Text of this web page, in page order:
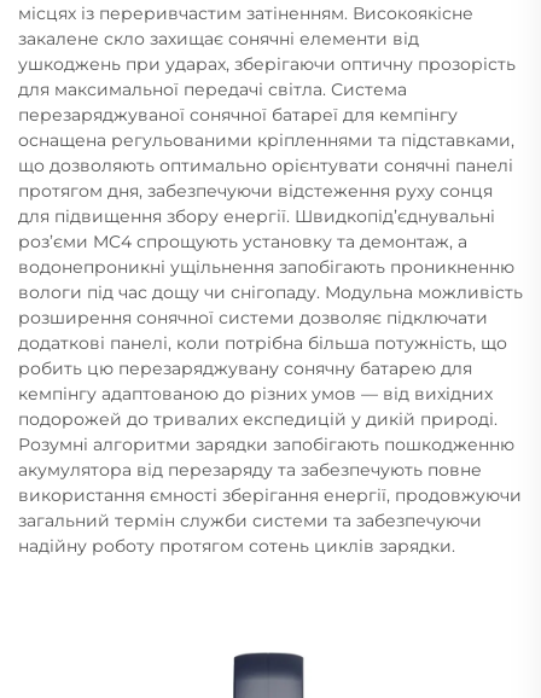
місцях із переривчастим затіненням. Високоякісне
закалене скло захищає сонячні елементи від
ушкоджень при ударах, зберігаючи оптичну прозорість
для максимальної передачі світла. Система
перезаряджуваної сонячної батареї для кемпінгу
оснащена регульованими кріпленнями та підставками,
що дозволяють оптимально орієнтувати сонячні панелі
протягом дня, забезпечуючи відстеження руху сонця
для підвищення збору енергії. Швидкопід’єднувальні
роз’єми MC4 спрощують установку та демонтаж, а
водонепроникні ущільнення запобігають проникненню
вологи під час дощу чи снігопаду. Модульна можливість
розширення сонячної системи дозволяє підключати
додаткові панелі, коли потрібна більша потужність, що
робить цю перезаряджувану сонячну батарею для
кемпінгу адаптованою до різних умов — від вихідних
подорожей до тривалих експедицій у дикій природі.
Розумні алгоритми зарядки запобігають пошкодженню
акумулятора від перезаряду та забезпечують повне
використання ємності зберігання енергії, продовжуючи
загальний термін служби системи та забезпечуючи
надійну роботу протягом сотень циклів зарядки.